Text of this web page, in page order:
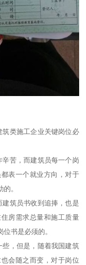
类施工企业关键岗位必
苦，而建筑员每一个岗
表一个就业方向，对于
。
筑员书收到追捧，也是
房需求总量和施工质量
书是必须的。
，但是，随着我国建筑
会随之而变，对于岗位